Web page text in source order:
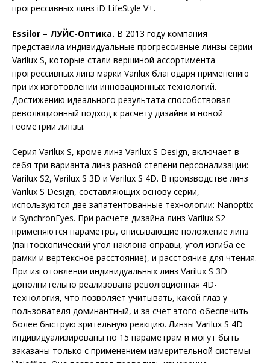
прогрессивных линз iD LifeStyle V+.
Essilor – ЛУЙС-Оптика. В 2013 году компания
представила индивидуальные прогрессивные линзы серии
Varilux S, которые стали вершиной ассортимента
прогрессивных линз марки Varilux благодаря применению
при их изготовлении инновационных технологий.
Достижению идеального результата способствовал
революционный подход к расчету дизайна и новой
геометрии линзы.
Серия Varilux S, кроме линз Varilux S Design, включает в
себя три варианта линз разной степени персонализации:
Varilux S2, Varilux S 3D и Varilux S 4D. В производстве линз
Varilux S Design, составляющих основу серии,
используются две запатентованные технологии: Nanoptix
и SynchronEyes. При расчете дизайна линз Varilux S2
применяются параметры, описывающие положение линз
(пантоскопический угол наклона оправы, угол изгиба ее
рамки и вертексное расстояние), и расстояние для чтения.
При изготовлении индивидуальных линз Varilux S 3D
дополнительно реализована революционная 4D-
технология, что позволяет учитывать, какой глаз у
пользователя доминантный, и за счет этого обеспечить
более быструю зрительную реакцию. Линзы Varilux S 4D
индивидуализированы по 15 параметрам и могут быть
заказаны только с применением измерительной системы